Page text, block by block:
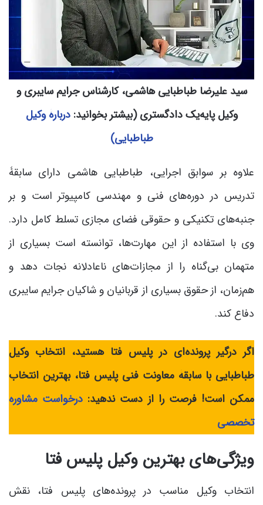
سید علیرضا طباطبایی هاشمی، کارشناس جرایم سایبری و
وکیل پایه‌یک دادگستری (بیشتر بخوانید:دربارۀ وکیل
طباطبایی)
علاوه بر سوابق اجرایی، طباطبایی هاشمی دارای سابقۀ
تدریس در دوره‌های فنی و مهندسی کامپیوتر است و بر
جنبه‌های تکنیکی و حقوقی فضای مجازی تسلط کامل دارد.
وی با استفاده از این مهارت‌ها، توانسته است بسیاری از
متهمان بی‌گناه را از مجازات‌های ناعادلانه نجات دهد و
هم‌زمان، از حقوق بسیاری از قربانیان و شاکیان جرایم سایبری
دفاع کند.
اگر درگیر پرونده‌ای در پلیس فتا هستید، انتخاب وکیل
طباطبایی با سابقۀ معاونت فنی پلیس فتا، بهترین انتخاب
ممکن است! فرصت را از دست ندهید: درخواست مشاوره
تخصصی
ویژگی‌های بهترین وکیل پلیس فتا
انتخاب وکیل مناسب در پرونده‌های پلیس فتا، نقش